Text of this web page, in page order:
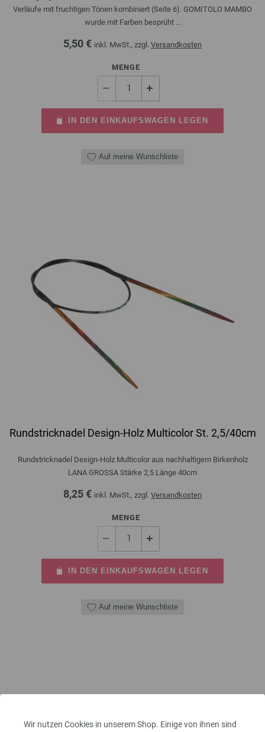
Wir nutzen Cookies in unserem Shop. Einige von ihnen sind
Verläufe mit fruchtigen Tönen kombiniert (Seite 6). GOMITOLO MAMBO
wurde mit Farben besprüht ...
5,50 € inkl. MwSt., zzgl. Versandkosten
MENGE
IN DEN EINKAUFSWAGEN LEGEN
Auf meine Wunschliste
Rundstricknadel Design-Holz Multicolor St. 2,5/40cm
Rundstricknadel Design-Holz Multicolor aus nachhaltigem Birkenholz
LANA GROSSA Stärke 2,5 Länge 40cm
8,25 € inkl. MwSt., zzgl. Versandkosten
MENGE
IN DEN EINKAUFSWAGEN LEGEN
Auf meine Wunschliste